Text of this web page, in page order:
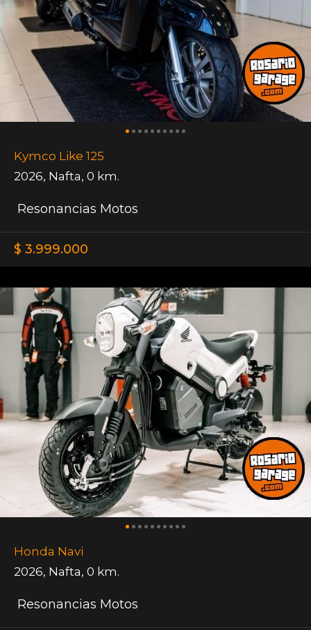
Kymco Like 125
2026, Nafta, 0 km.
Resonancias Motos
$ 3.999.000
Honda Navi
2026, Nafta, 0 km.
Resonancias Motos